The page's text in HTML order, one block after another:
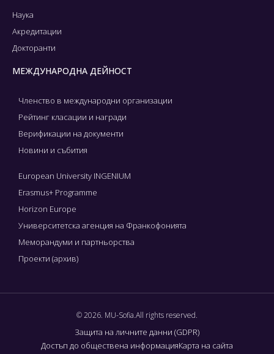
Наука
Акредитации
Докторанти
МЕЖДУНАРОДНА ДЕЙНОСТ
Членство в международни организации
Рейтинг класации и награди
Верификации на документи
Новини и събития
European University INGENIUM
Erasmus+ Programme
Horizon Europe
Университетска агенция на Франкофонията
Меморандуми и партньорства
Проекти (архив)
© 2026. MU-Sofia.All rights reserved.
Защита на личните данни (GDPR)
Достъп до обществена информацияКарта на сайта